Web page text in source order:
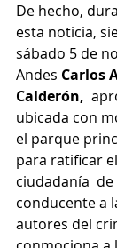
De hecho,
esta noticia,
sábado 5 de
Andes Carlos
Calderón,
ubicada con
el parque
para ratificar
ciudadanía
conducente a
autores del